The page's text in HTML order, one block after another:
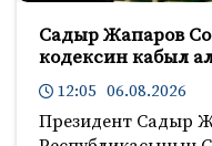
Садыр Жапаров
кодексин кабыл
12:05 06.08.2026
Президент Садыр